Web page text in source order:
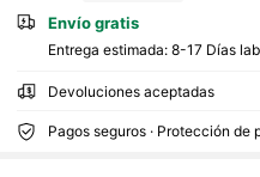
Envío gratis
Entrega estimada: 8-17 Días
Devoluciones aceptadas
Pagos seguros · Protección de